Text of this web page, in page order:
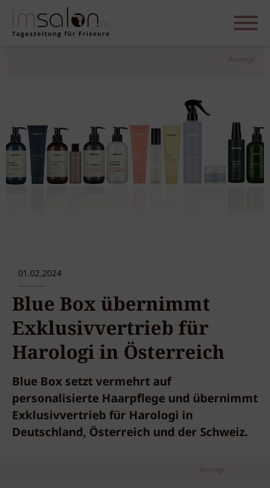
Anzeige
01.02.2024
Blue Box übernimmt
Exklusivvertrieb für
Harologi in Österreich
Blue Box setzt vermehrt auf
personalisierte Haarpflege und übernimmt
Exklusivvertrieb für Harologi in
Deutschland, Österreich und der Schweiz.
Anzeige